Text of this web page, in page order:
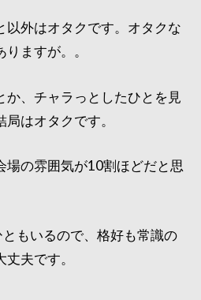
以外はオタクです。オタクな
ますが。。
か、チャラっとしたひとを見
はオタクです。
場の雰囲気が10割ほどだと思
もいるので、格好も常識の
夫です。